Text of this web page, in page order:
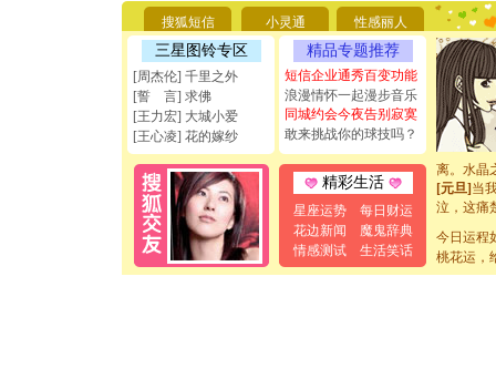
搜狐短信 小灵通 性感丽人
三星图铃专区
[周杰伦] 千里之外
[誓 言] 求佛
[王力宏] 大城小爱
[王心凌] 花的嫁纱
精品专题推荐
短信企业通秀百变功能
浪漫情怀一起漫步音乐
同城约会今夜告别寂寞
敢来挑战你的球技吗？
精彩生活
星座运势
每日财运
花边新闻
魔鬼辞典
情感测试
生活笑话
天都要快
[圣诞节]
如意,快
[元旦]看
断电。
你是我专
[元旦]如
起；二是
离。水
[元旦]当
泣，这痛
卖了。水
[春节]风
颜！冬去
道一声平
今日运程
桃花运，